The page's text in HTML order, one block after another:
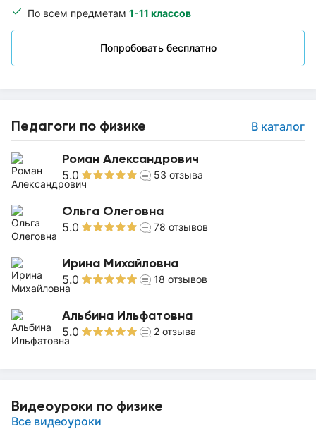
По всем предметам 1-11 классов
Попробовать бесплатно
Педагоги по физике В каталог
Роман Александрович
5.0 53 отзыва
Ольга Олеговна
5.0 78 отзывов
Ирина Михайловна
5.0 18 отзывов
Альбина Ильфатовна
5.0 2 отзыва
Видеоуроки по физике
Все видеоуроки